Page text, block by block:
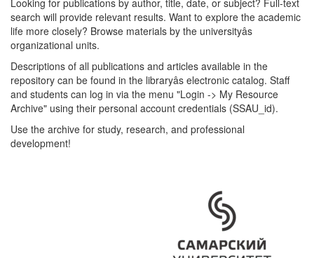
Looking for publications by author, title, date, or subject? Full-text
search will provide relevant results. Want to explore the academic
life more closely? Browse materials by the universityâs
organizational units.
Descriptions of all publications and articles available in the
repository can be found in the libraryâs electronic catalog. Staff
and students can log in via the menu "Login -> My Resource
Archive" using their personal account credentials (SSAU_id).
Use the archive for study, research, and professional
development!